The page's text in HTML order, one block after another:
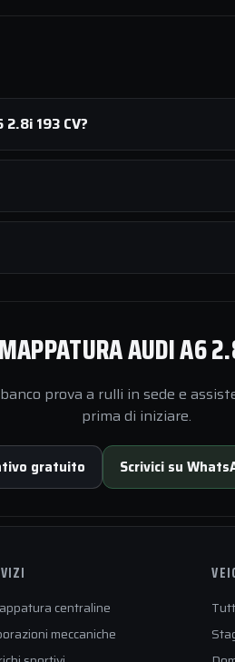
193 CV?
AUDI A6
prova a rulli in sede e
prima di iniziare.
gratuito Scrivici su
centraline
meccaniche